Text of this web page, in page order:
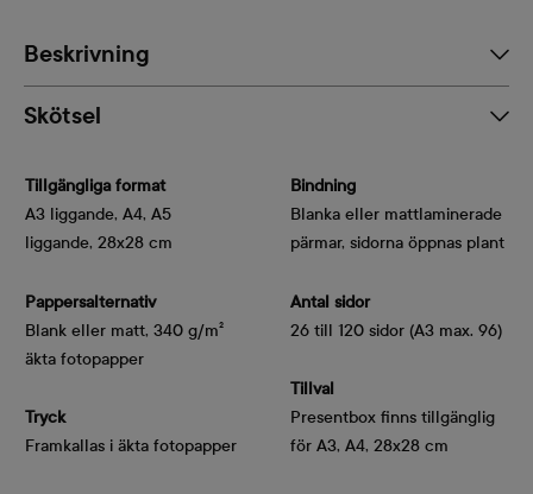
Beskrivning
Skötsel
Tillgängliga format
A3 liggande, A4, A5
liggande, 28x28 cm
Pappersalternativ
Blank eller matt, 340 g/m²
äkta fotopapper
Tryck
Framkallas i äkta fotopapper
Bindning
Blanka eller mattlaminerade
pärmar, sidorna öppnas plant
Antal sidor
26 till 120 sidor (A3 max. 96)
Tillval
Presentbox finns tillgänglig
för A3, A4, 28x28 cm